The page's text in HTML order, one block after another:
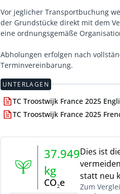
Vor jeglicher Transportbuchung
der Grundstücke direkt mit dem
eine ordnungsgemäße
Abholungen erfolgen nach
Terminvereinbarung.
UNTERLAGEN
TC Troostwijk France 2025
TC Troostwijk France 2025
37.949
kg
CO₂e
Dies ist
statt neu
Zum